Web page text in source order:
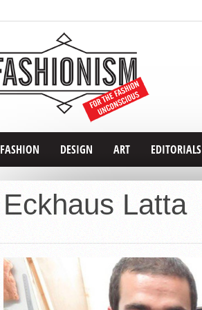
FASHION DESIGN ART EDITORIALS
Eckhaus Latta